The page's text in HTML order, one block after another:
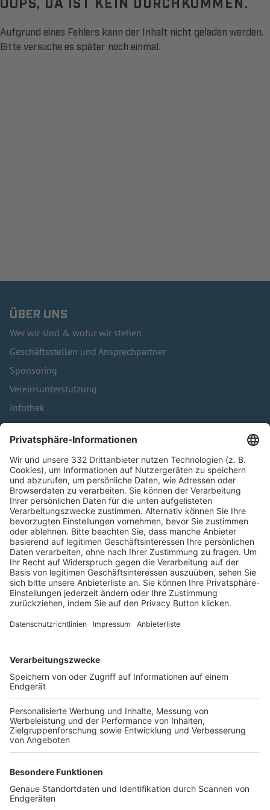
Aufgrund eines Fehlers kann der Inhalt nicht geladen werden.
Bitte versuche es später noch einmal.
ÜBER UNS
Wer wir sind & wofür wir stehen
Geschäftsstellen und Ansprechpartner
Sponsoring
Vereinsunterstützung
Infothek
Kontakt
HÄUFIG BESUCHTE SEITEN
Pässe und Vereinswechsel
Trainerausbildung
Schulungsangebot Vereinsmitarbeiter
BFV-Geschäftsstellen
Trainerbörse
Login SpielPlus
FOLGE DEM BFV
TOP-VEREINE
TOP-PARTNER